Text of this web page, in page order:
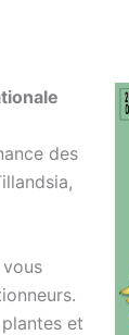
des
et